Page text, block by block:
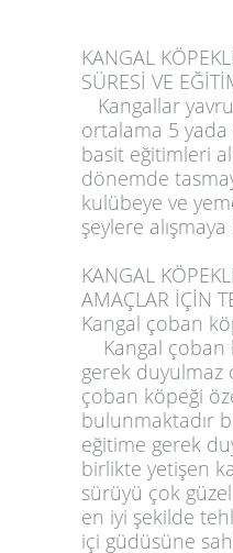
KANGAL
SÜRESİ VE
Kangallar
ortalama 5 yada
basit eğitimleri
dönemde
kulübeye ve
şeylere alışmaya
KANGAL
AMAÇLAR İÇİN
Kangal çoban
Kangal çoban
gerek
çoban köpeği
bulunmaktadır
eğitime gerek
birlikte yetişen
sürüyü çok
en iyi şekilde
içi güdüsüne